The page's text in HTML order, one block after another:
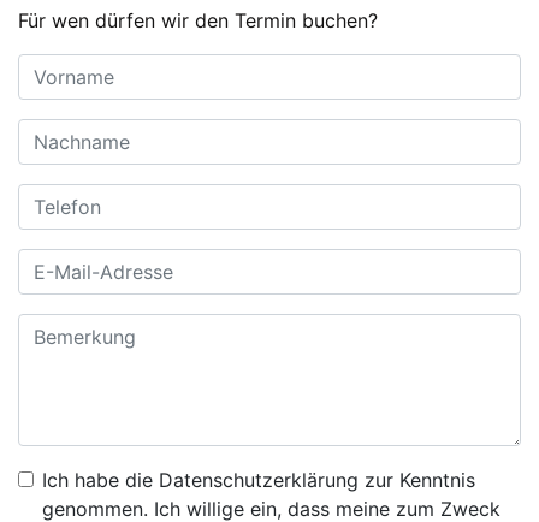
Für wen dürfen wir den Termin buchen?
Ich habe die Datenschutzerklärung zur Kenntnis
genommen. Ich willige ein, dass meine zum Zweck